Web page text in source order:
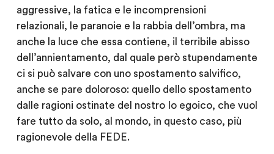
aggressive, la fatica e le incomprensioni
relazionali, le paranoie e la rabbia dell’ombra, ma
anche la luce che essa contiene, il terribile abisso
dell’annientamento, dal quale però stupendamente
ci si può salvare con uno spostamento salvifico,
anche se pare doloroso: quello dello spostamento
dalle ragioni ostinate del nostro Io egoico, che vuol
fare tutto da solo, al mondo, in questo caso, più
ragionevole della FEDE.